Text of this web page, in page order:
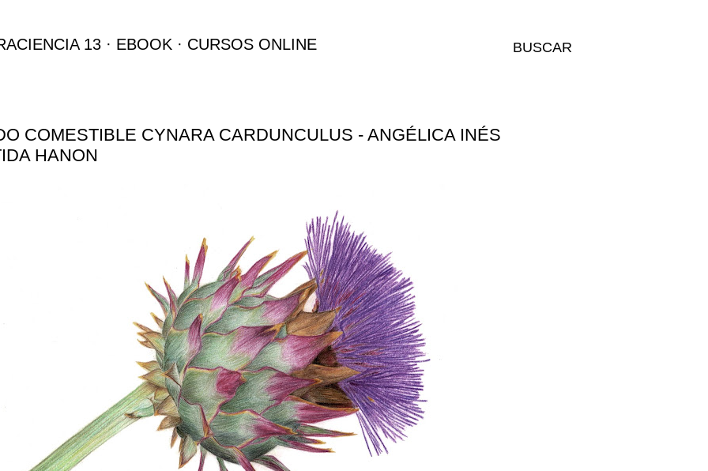
BUSCAR
13 EBOOK CURSOS ONLINE
COMESTIBLE CYNARA CARDUNCULUS - ANGÉLICA INÉS
HANON